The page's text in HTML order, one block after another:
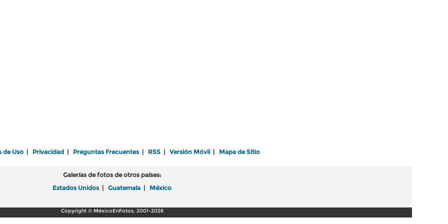
de Uso Privacidad Preguntas Frecuentes RSS Versión Móvil Mapa de Sitio
Galerías de fotos de otros países:
Estados Unidos
Guatemala México
Copyright © MéxicoEnFotos, 2001-2026